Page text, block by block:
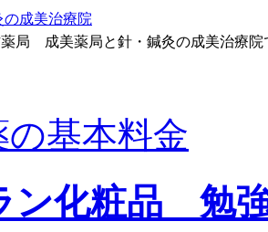
成美治療院
局 成美薬局と針・鍼灸の成美治療院
の基本料金
ン化粧品 勉